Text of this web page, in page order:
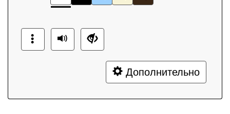
Дополнительно